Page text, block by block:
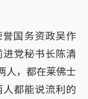
国务资政吴作
党秘书长陈清
人，都在莱佛士
都能说流利的